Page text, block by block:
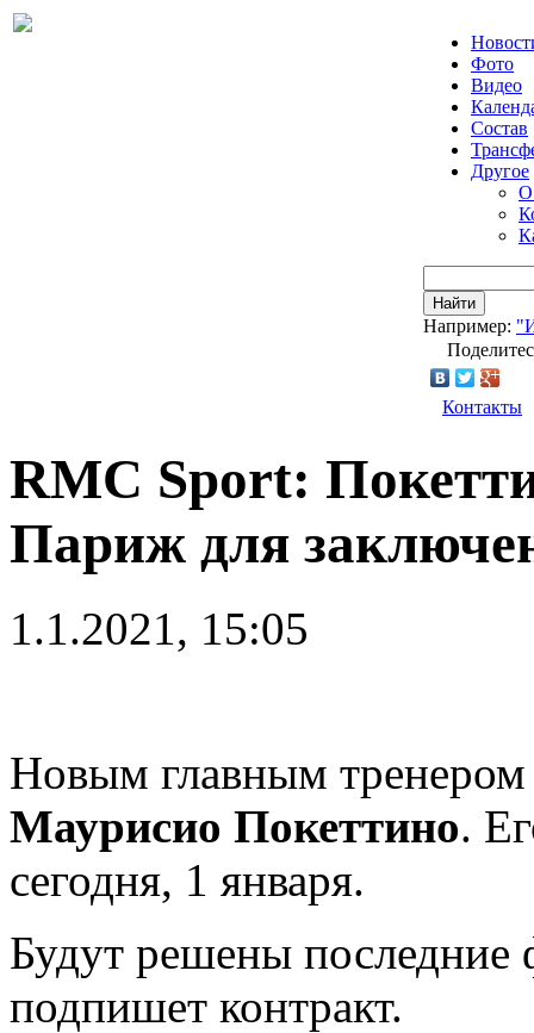
Фото
Видео
Состав
Другое
О
Найти
Например:
Контакты
RMC Sport:
Париж для
1.1.2021, 15:05
Новым главным
Маурисио Покеттино.
сегодня, 1 января.
Будут решены последние
подпишет контракт.